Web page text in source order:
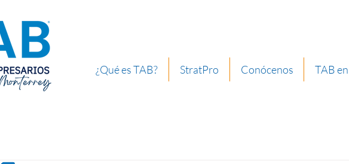
¿Qué es TAB? StratPro Conócenos TAB